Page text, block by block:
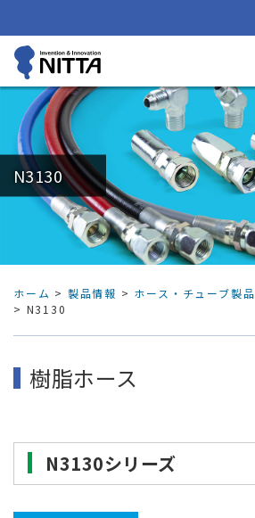
N3130
ホーム > 製品情報 > ホース・チューブ製品
> N3130
樹脂ホース
N3130シリーズ